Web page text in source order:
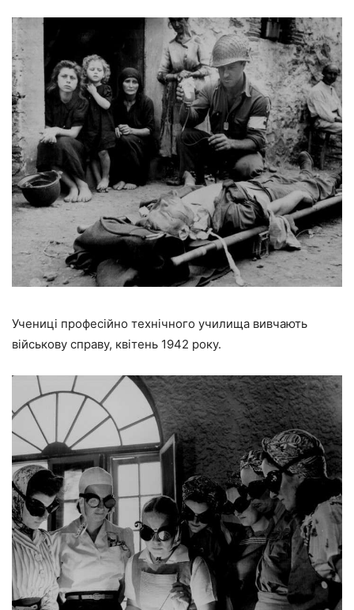
Учениці професійно технічного училища вивчають
військову справу, квітень 1942 року.